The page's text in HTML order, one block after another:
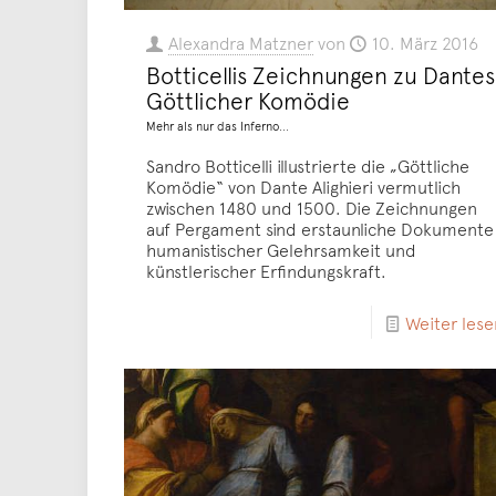
Alexandra Matznervon 10. März 2016
Botticellis Zeichnungen zu Dantes
Göttlicher Komödie
Mehr als nur das Inferno...
Sandro Botticelli illustrierte die „Göttliche
Komödie“ von Dante Alighieri vermutlich
zwischen 1480 und 1500. Die Zeichnungen
auf Pergament sind erstaunliche Dokumente
humanistischer Gelehrsamkeit und
künstlerischer Erfindungskraft.
Weiter